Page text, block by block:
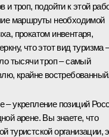
и троп, подойти к этой
маршруты необходимой
прокатом инвентаря,
что этот вид туризма
тысячи троп – самый
крайне
укрепление позиций
арене. Вы знаете, что
организации,